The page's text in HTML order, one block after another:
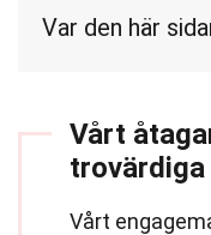
Var den här
Vårt
Vårt